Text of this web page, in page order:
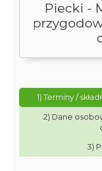
Piecki -
1) Terminy /
2) Dane
3)